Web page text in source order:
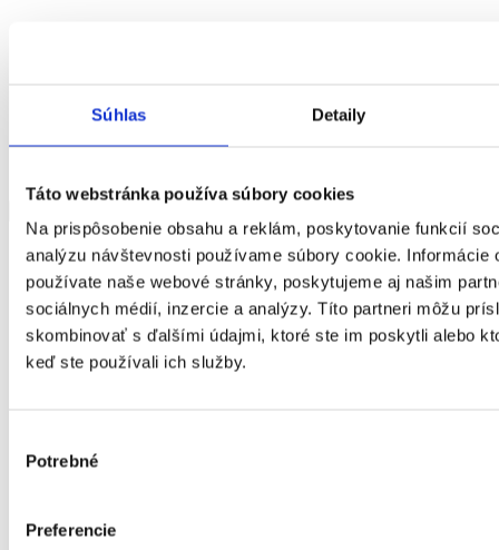
Súhlas Detaily
Táto webstránka používa súbory cookies
Na prispôsobenie obsahu a reklám, poskytovanie funkcií
analýzu návštevnosti používame súbory cookie. Informácie
používate naše webové stránky, poskytujeme aj našim
sociálnych médií, inzercie a analýzy. Títo partneri môžu
skombinovať s ďalšími údajmi, ktoré ste im poskytli alebo
keď ste používali ich služby.
súhlasu
Potrebné
Preferencie
Trenčiansky kraj
| iná forma (telefonicky, pomocou telekomunikačných technológií)
Type of
social
service
tlmočnícka služba
Scope
Place of
Phone
+421908916267